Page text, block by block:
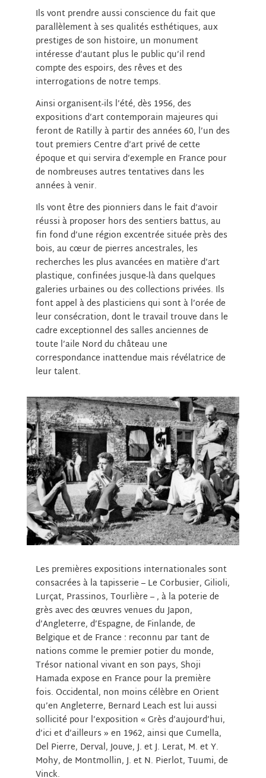
Ils vont prendre aussi conscience du fait que
parallèlement à ses qualités esthétiques, aux
prestiges de son histoire, un monument
intéresse d’autant plus le public qu’il rend
compte des espoirs, des rêves et des
interrogations de notre temps.
Ainsi organisent-ils l’été, dès 1956, des
expositions d’art contemporain majeures qui
feront de Ratilly à partir des années 60, l’un des
tout premiers Centre d’art privé de cette
époque et qui servira d’exemple en France pour
de nombreuses autres tentatives dans les
années à venir.
Ils vont être des pionniers dans le fait d’avoir
réussi à proposer hors des sentiers battus, au
fin fond d’une région excentrée située près des
bois, au cœur de pierres ancestrales, les
recherches les plus avancées en matière d’art
plastique, confinées jusque-là dans quelques
galeries urbaines ou des collections privées. Ils
font appel à des plasticiens qui sont à l’orée de
leur consécration, dont le travail trouve dans le
cadre exceptionnel des salles anciennes de
toute l’aile Nord du château une
correspondance inattendue mais révélatrice de
leur talent.
Les premières expositions internationales sont
consacrées à la tapisserie – Le Corbusier, Gilioli,
Lurçat, Prassinos, Tourlière – , à la poterie de
grès avec des œuvres venues du Japon,
d’Angleterre, d’Espagne, de Finlande, de
Belgique et de France : reconnu par tant de
nations comme le premier potier du monde,
Trésor national vivant en son pays, Shoji
Hamada expose en France pour la première
fois. Occidental, non moins célèbre en Orient
qu’en Angleterre, Bernard Leach est lui aussi
sollicité pour l’exposition « Grès d’aujourd’hui,
d’ici et d’ailleurs » en 1962, ainsi que Cumella,
Del Pierre, Derval, Jouve, J. et J. Lerat, M. et Y.
Mohy, de Montmollin, J. et N. Pierlot, Tuumi, de
Vinck.